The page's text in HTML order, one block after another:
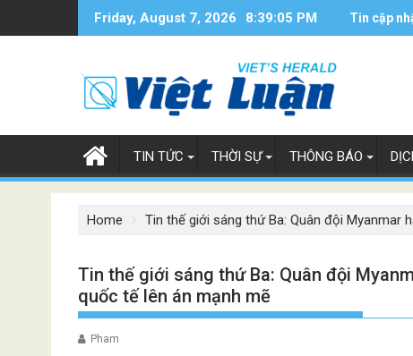
Friday, August 7, 2026 8:39:06 PM Tin cập
TIN TỨC THỜI SỰ THÔNG BÁO
Home Tin thế giới sáng thứ Ba: Quân đội Myanmar
Tin thế giới sáng thứ Ba: Quân đội
quốc tế lên án mạnh mẽ
Pham